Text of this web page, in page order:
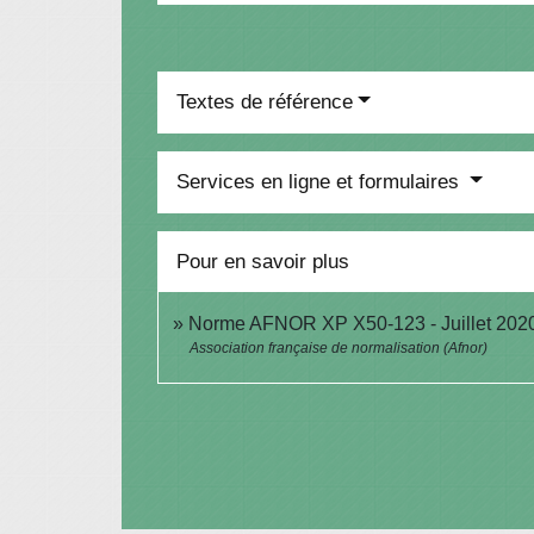
Textes de référence
Services en ligne et formulaires
Pour en savoir plus
Norme AFNOR XP X50-123 - Juillet
Association française de normalisation (Afnor)